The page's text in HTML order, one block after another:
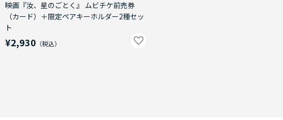
映画『汝、星のごとく』 ムビチケ前売券
（カード）＋限定ペアキーホルダー2種セッ
ト
¥2,930